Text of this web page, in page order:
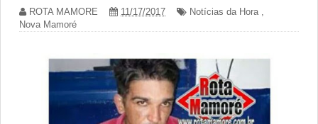
ROTA MAMORE 11/17/2017 Notícias da Hora,
Nova Mamoré